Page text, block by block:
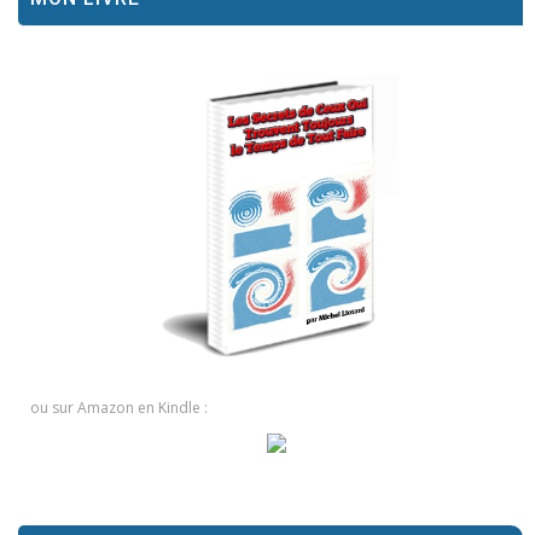
ou sur Amazon en Kindle :